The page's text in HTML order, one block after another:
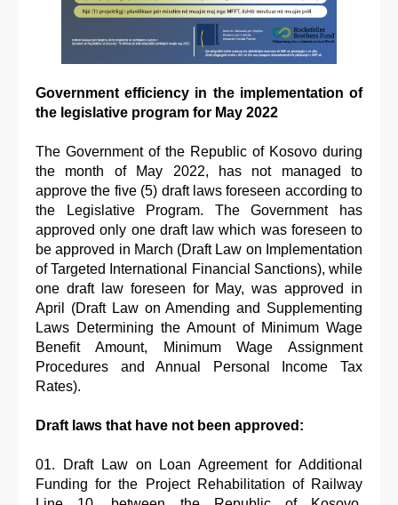
Government efficiency in the implementation of
the legislative program for May 2022
The Government of the Republic of Kosovo during
the month of May 2022, has not managed to
approve the five (5) draft laws foreseen according to
the Legislative Program. The Government has
approved only one draft law which was foreseen to
be approved in March (Draft Law on Implementation
of Targeted International Financial Sanctions), while
one draft law foreseen for May, was approved in
April (Draft Law on Amending and Supplementing
Laws Determining the Amount of Minimum Wage
Benefit Amount, Minimum Wage Assignment
Procedures and Annual Personal Income Tax
Rates).
Draft laws that have not been approved:
Draft Law on Loan Agreement for Additional
Funding for the Project Rehabilitation of Railway